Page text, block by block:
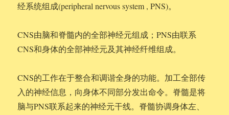
经系统组成(peripheral nervous system , PNS)。
CNS由脑和脊髓内的全部神经元组成；PNS由联系
CNS和身体的全部神经元及其神经纤维组成。
CNS的工作在于整合和调谐全身的功能。加工全部传
入的神经信息，向身体不同部分发出命令。脊髓是将
脑与PNS联系起来的神经元干线。脊髓协调身体左、